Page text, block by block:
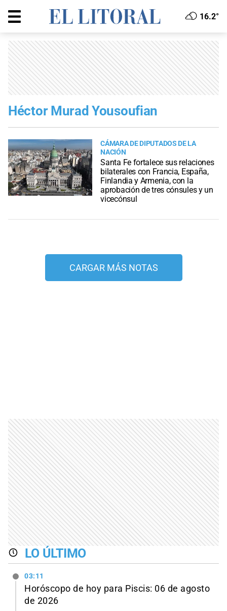
16.2°
Héctor Murad Yousoufian
CÁMARA DE DIPUTADOS DE LA
NACIÓN
Santa Fe fortalece sus relaciones
bilaterales con Francia, España,
Finlandia y Armenia, con la
aprobación de tres cónsules y un
vicecónsul
CARGAR MÁS NOTAS
LO ÚLTIMO
03:11
Horóscopo de hoy para Piscis: 06 de agosto
de 2026